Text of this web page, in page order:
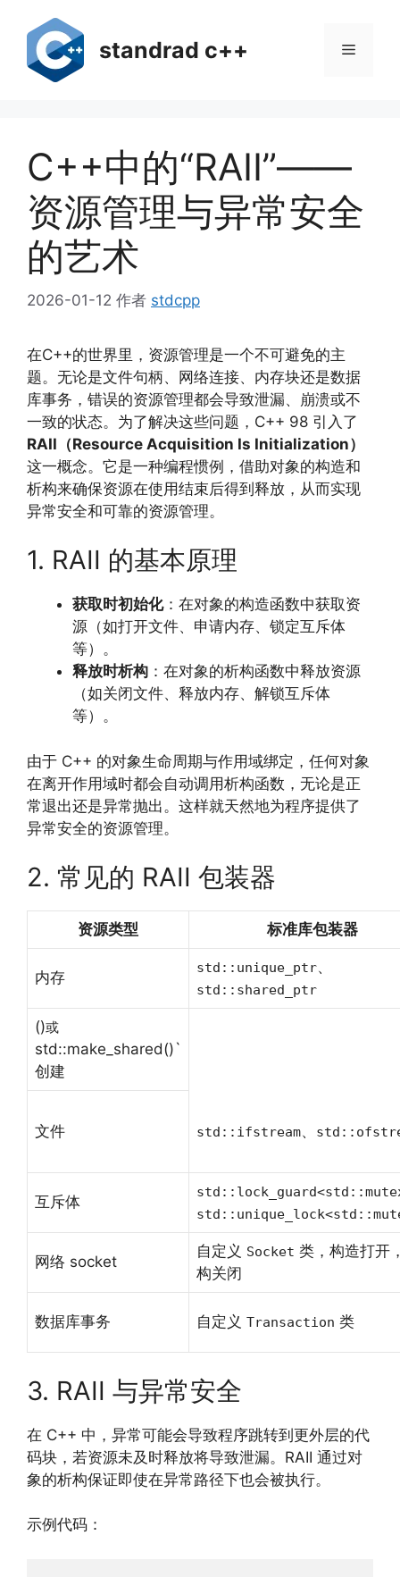
standrad c++ 菜
C++中的“RAII”——
资源管理与异常安全
的艺术
2026-01-12 作者 stdcpp
在C++的世界里，资源管理是一个不可避免的主
题。无论是文件句柄、网络连接、内存块还是数据
库事务，错误的资源管理都会导致泄漏、崩溃或不
一致的状态。为了解决这些问题，C++ 98 引入了
RAII（Resource Acquisition Is Initialization）
这一概念。它是一种编程惯例，借助对象的构造和
析构来确保资源在使用结束后得到释放，从而实现
异常安全和可靠的资源管理。
1. RAII 的基本原理
获取时初始化：在对象的构造函数中获取资
源（如打开文件、申请内存、锁定互斥体
等）。
释放时析构 ：在对象的析构函数中释放资源
（如关闭文件、释放内存、解锁互斥体
等）。
由于 C++ 的对象生命周期与作用域绑定，任何对象
在离开作用域时都会自动调用析构函数，无论是正
常退出还是异常抛出。这样就天然地为程序提供了
异常安全的资源管理。
2. 常见的 RAII 包装器
资源类型 标准库包装器
内存
std::unique_ptr、
std::shared_ptr
()或
std::make_shared()`
创建
文件 std::ifstream、
互斥体
网络 socket
自定义 Socket 类，构造打开
构关闭
数据库事务 自定义 Transaction 类
3. RAII 与异常安全
在 C++ 中，异常可能会导致程序跳转到更外层的代
码块，若资源未及时释放将导致泄漏。RAII 通过对
象的析构保证即使在异常路径下也会被执行。
示例代码：